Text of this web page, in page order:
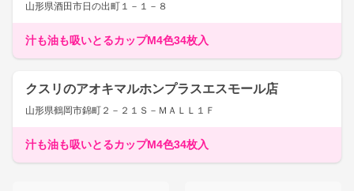
山形県酒田市日の出町１－１－８
汁も油も吸いとるカップM4色34枚入
クスリのアオキマルホンプラスエスモール店
山形県鶴岡市錦町２－２１Ｓ－ＭＡＬＬ１Ｆ
汁も油も吸いとるカップM4色34枚入